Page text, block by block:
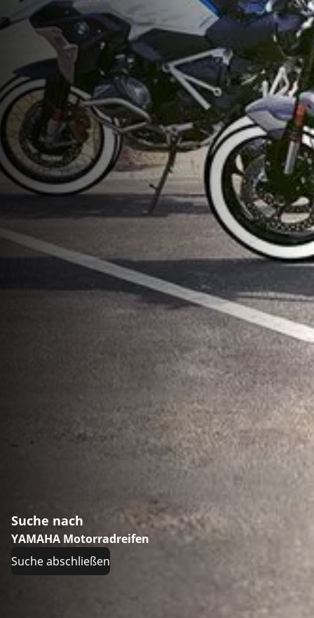
Suche nach
YAMAHA Motorradreifen
Suche abschließen